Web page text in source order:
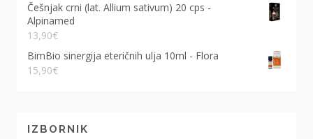
Češnjak crni (lat. Allium sativum) 20 cps -
Alpinamed
13,90€
BimBio sinergija eteričnih ulja 10ml - Flora
15,90€
IZBORNIK